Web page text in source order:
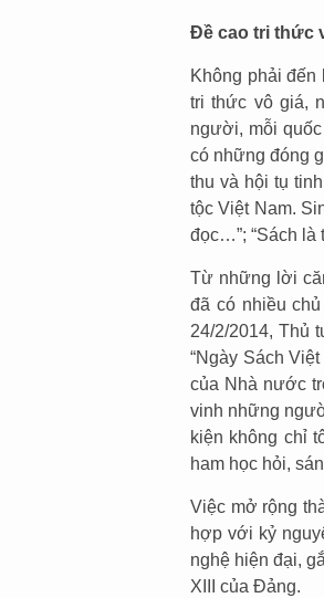
Đề cao tri thức
Không phải
tri thức vô giá,
người, mỗi
có những đóng
thu và hội tụ
tộc Việt Nam.
đọc…”; “Sách là
Từ những lời
đã có nhiều
24/2/2014, Thủ
“Ngày Sách
của Nhà nước
vinh những
kiện không chỉ
ham học hỏi,
Việc mở rộng
hợp với kỷ
nghệ hiện đại,
XIII của Đảng.